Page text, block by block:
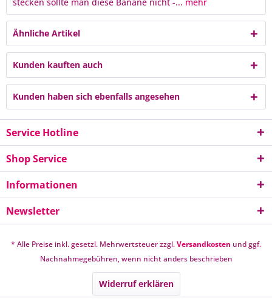
Ähnliche Artikel
Kunden kauften auch
Kunden haben sich ebenfalls angesehen
Service Hotline
Shop Service
Informationen
Newsletter
* Alle Preise inkl. gesetzl. Mehrwertsteuer zzgl.Versandkosten und ggf.
Nachnahmegebühren, wenn nicht anders beschrieben
Widerruf erklären